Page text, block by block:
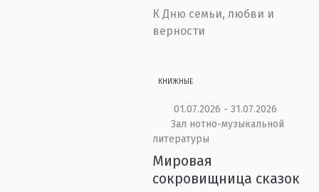
К Дню семьи, любви и
верности
КНИЖНЫЕ
01.07.2026 - 31.07.2026
Зал нотно-музыкальной
литературы
Мировая
сокровищница сказок